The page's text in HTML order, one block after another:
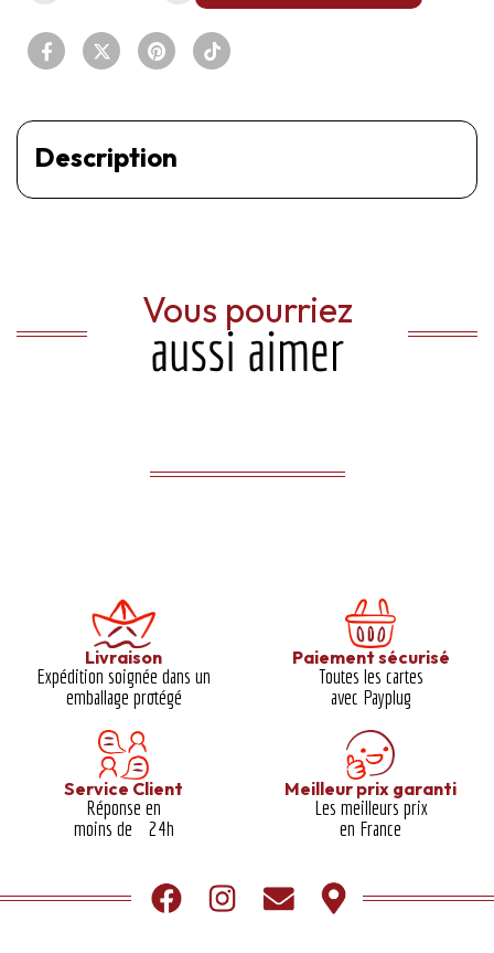
Description
Vous pourriez
aussi aimer
Livraison
Expédition soignée dans un
emballage protégé​
Paiement sécurisé
Toutes les cartes
avec Payplug
Service Client
Réponse en
moins de 24h
Meilleur prix garanti​
Les meilleurs prix
en France